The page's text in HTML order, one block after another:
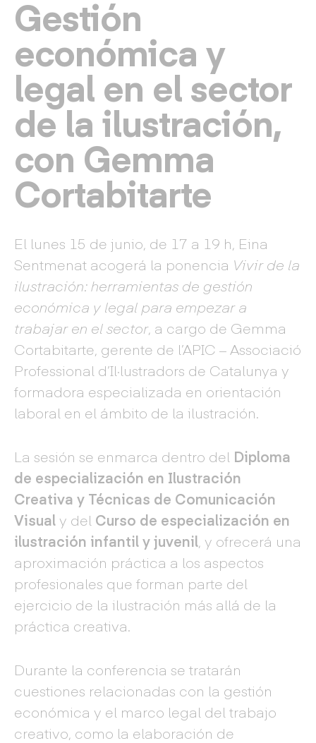
Gestión
económica y
legal en el sector
de la ilustración,
con Gemma
Cortabitarte
El lunes 15 de junio, de 17 a 19 h, Eina
Sentmenat acogerá la ponencia Vivir de la
ilustración: herramientas de gestión
económica y legal para empezar a
trabajar en el sector, a cargo de Gemma
Cortabitarte, gerente de l’APIC – Associació
Professional d’Il·lustradors de Catalunya y
formadora especializada en orientación
laboral en el ámbito de la ilustración.
La sesión se enmarca dentro del Diploma
de especialización en Ilustración
Creativa y Técnicas de Comunicación
Visualy del Curso de especialización en
ilustración infantil y juvenil, y ofrecerá una
aproximación práctica a los aspectos
profesionales que forman parte del
ejercicio de la ilustración más allá de la
práctica creativa.
Durante la conferencia se tratarán
cuestiones relacionadas con la gestión
económica y el marco legal del trabajo
creativo, como la elaboración de